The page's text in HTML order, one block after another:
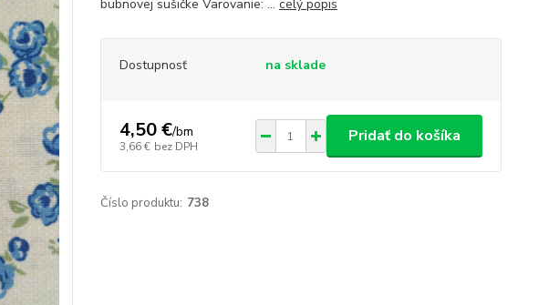
bubnovej sušičke Varovanie: ... celý popis
Dostupnosť na sklade
4,50 €/bm
3,66 € bez DPH
Pridať do košíka
Číslo produktu: 738